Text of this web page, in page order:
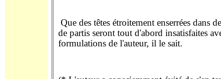
Que des têtes étroitement enserrées dans
de partis seront tout d'abord insatisfaites
formulations de l'auteur, il le sait.